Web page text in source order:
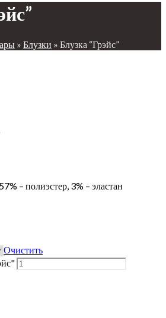
» Блузки » Блузка “Грэйс”
– полиэстер, 3% – эластан
Очистить